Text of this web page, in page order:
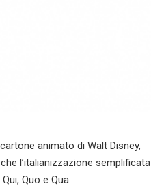
animato di Walt Disney,
l’italianizzazione semplificata
Quo e Qua.